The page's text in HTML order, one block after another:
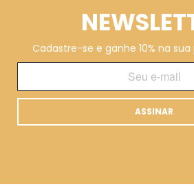
Cadastre-se e ganhe 10% na
ASSINAR